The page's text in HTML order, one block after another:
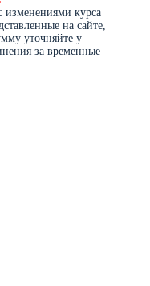
изменениями курса
на сайте,
уточняйте у
за временные